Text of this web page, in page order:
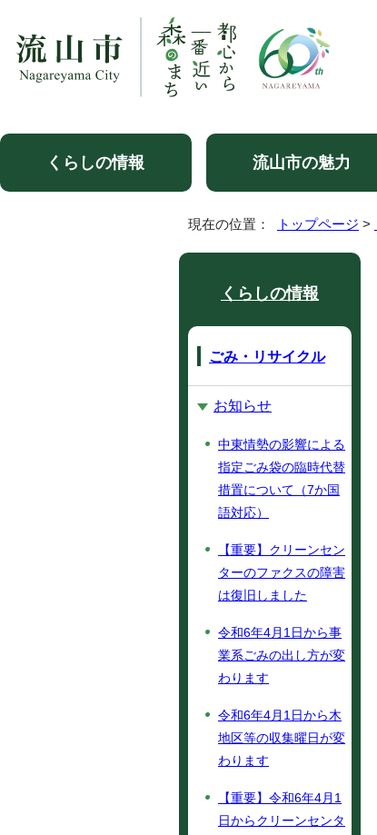
くらしの情報 流山市の魅力
現在の位置： トップページ >
くらしの情報
ごみ・リサイクル
お知らせ
中東情勢の影響による
指定ごみ袋の臨時代替
措置について（7か国
語対応）
【重要】クリーンセン
ターのファクスの障害
は復旧しました
令和6年4月1日から事
業系ごみの出し方が変
わります
令和6年4月1日から木
地区等の収集曜日が変
わります
【重要】令和6年4月1
日からクリーンセンタ